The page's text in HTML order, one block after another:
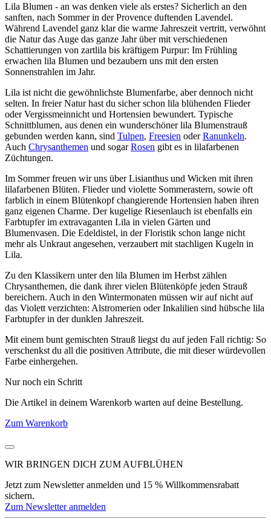
Lila Blumen - an was denken viele als erstes? Sicherlich an den
sanften, nach Sommer in der Provence duftenden Lavendel.
Während Lavendel ganz klar die warme Jahreszeit vertritt, verwöhnt
die Natur das Auge das ganze Jahr über mit verschiedenen
Schattierungen von zartlila bis kräftigem Purpur: Im Frühling
erwachen lila Blumen und bezaubern uns mit den ersten
Sonnenstrahlen im Jahr.
Lila ist nicht die gewöhnlichste Blumenfarbe, aber dennoch nicht
selten. In freier Natur hast du sicher schon lila blühenden Flieder
oder Vergissmeinnicht und Hortensien bewundert. Typische
Schnittblumen, aus denen ein wunderschöner lila Blumenstrauß
gebunden werden kann, sind Tulpen, Freesien oderRanunkeln.
Auch Chrysanthemen und sogarRosen gibt es in lilafarbenen
Züchtungen.
Im Sommer freuen wir uns über Lisianthus und Wicken mit ihren
lilafarbenen Blüten. Flieder und violette Sommerastern, sowie oft
farblich in einem Blütenkopf changierende Hortensien haben ihren
ganz eigenen Charme. Der kugelige Riesenlauch ist ebenfalls ein
Farbtupfer im extravaganten Lila in vielen Gärten und
Blumenvasen. Die Edeldistel, in der Floristik schon lange nicht
mehr als Unkraut angesehen, verzaubert mit stachligen Kugeln in
Lila.
Zu den Klassikern unter den lila Blumen im Herbst zählen
Chrysanthemen, die dank ihrer vielen Blütenköpfe jeden Strauß
bereichern. Auch in den Wintermonaten müssen wir auf nicht auf
das Violett verzichten: Alstromerien oder Inkalilien sind hübsche lila
Farbtupfer in der dunklen Jahreszeit.
Mit einem bunt gemischten Strauß liegst du auf jeden Fall richtig: So
verschenkst du all die positiven Attribute, die mit dieser würdevollen
Farbe einhergehen.
Nur noch ein Schritt
Die Artikel in deinem Warenkorb warten auf deine Bestellung.
Zum Warenkorb
WIR BRINGEN DICH ZUM AUFBLÜHEN
Jetzt zum Newsletter anmelden und 15 % Willkommensrabatt
sichern.
Zum Newsletter anmelden